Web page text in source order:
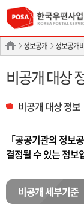
정보공개 정보공개
비공개 대상
비공개 대상 정보
「공공기관의 정보
결정될 수 있는 정보
비공개 세부기준